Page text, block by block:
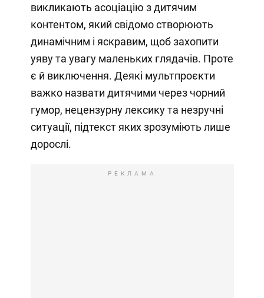
викликають асоціацію з дитячим
контентом, який свідомо створюють
динамічним і яскравим, щоб захопити
уяву та увагу маленьких глядачів. Проте
є й виключення. Деякі мультпроєкти
важко назвати дитячими через чорний
гумор, нецензурну лексику та незручні
ситуації, підтекст яких зрозуміють лише
дорослі.
РЕКЛАМА